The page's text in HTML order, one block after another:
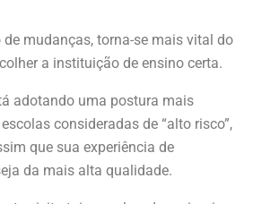
de mudanças, torna-se mais vital do
a instituição de ensino certa.
adotando uma postura mais
consideradas de “alto risco”,
que sua experiência de
da mais alta qualidade.